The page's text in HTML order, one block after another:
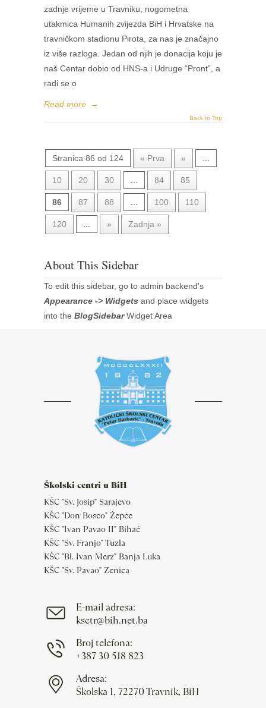
zadnje vrijeme u Travniku, nogometna
utakmica Humanih zvijezda BiH i Hrvatske na
travničkom stadionu Pirota, za nas je značajno
iz više razloga. Jedan od njih je donacija koju je
naš Centar dobio od HNS-a i Udruge “Pront”, a
radi se o
Read more →
Back to Top
Stranica 86 od 124 « Prva « ...
10 20 30 ... 84 85
86 87 88 ... 100 110
120 ... » Zadnja »
About This Sidebar
To edit this sidebar, go to admin backend's
Appearance -> Widgets and place widgets
into the BlogSidebarWidget Area
Školski centri u BiH
KŠC "Sv. Josip" Sarajevo
KŠC "Don Bosco" Žepče
KŠC "Ivan Pavao II" Bihać
KŠC "Sv. Franjo" Tuzla
KŠC "Bl. Ivan Merz" Banja Luka
KŠC "Sv. Pavao" Zenica
E-mail adresa:
ksctr@bih.net.ba
Broj telefona:
+387 30 518 823
Adresa:
Školska 1, 72270 Travnik, BiH